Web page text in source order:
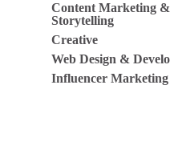
Content Marketing &
Storytelling
Creative
Web Design &
Influencer Marketing